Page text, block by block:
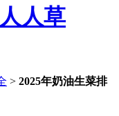
人草
> 2025年奶油生菜排